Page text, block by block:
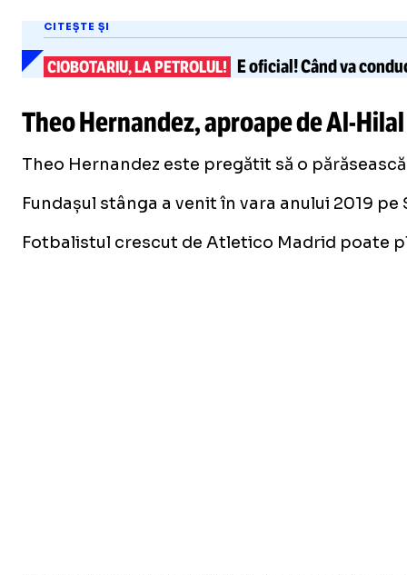
CITEȘTE ȘI
CIOBOTARIU, LA PETROLUL! E oficial! Când va
Theo Hernandez, aproape deAl-Hilal
Theo Hernandez este pregătit să o
Fundașul stânga a venit în vara anului 2019
Fotbalistul crescut de Atletico Madrid poate